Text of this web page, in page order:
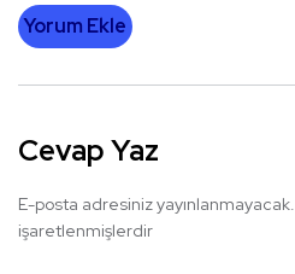
Yorum Ekle
Cevap Yaz
E-posta adresiniz yayınlanmayacak.
işaretlenmişlerdir